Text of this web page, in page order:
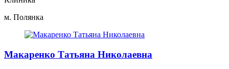
м. Полянка
Макаренко Татьяна Николаевна